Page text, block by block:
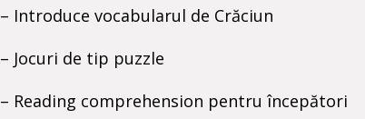
– Introduce vocabularul de Crăciun
– Jocuri de tip puzzle
– Reading comprehension pentru începători